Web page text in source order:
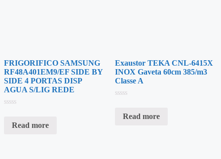
FRIGORIFICO SAMSUNG
RF48A401EM9/EF SIDE BY
SIDE 4 PORTAS DISP
AGUA S/LIG REDE
outRead more
Exaustor TEKA CNL-6415X
INOX Gaveta 60cm 385/m3
Classe A
outRead more